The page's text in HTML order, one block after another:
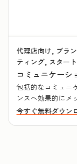
代理店向け, ブラ
ティング, スター
コミュニケーシ
包括的なコミュニ
ンスへ効果的にメ
今すぐ無料ダウン